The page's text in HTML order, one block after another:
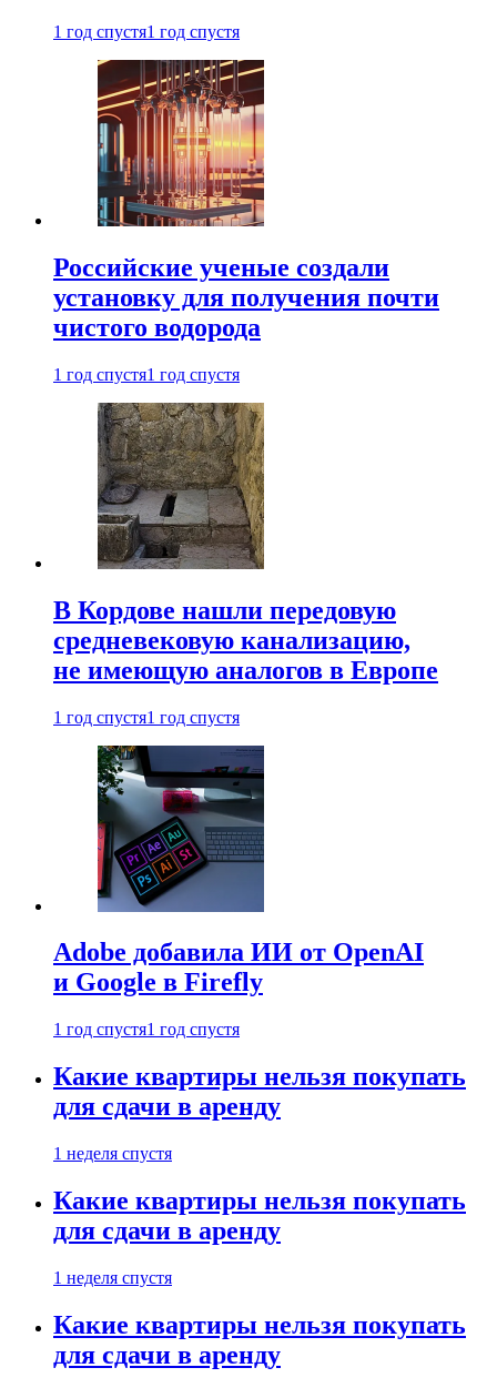
1 год спустя1 год спустя
Российские ученые создали
установку для получения почти
чистого водорода
1 год спустя1 год спустя
В Кордове нашли передовую
средневековую канализацию,
не имеющую аналогов в Европе
1 год спустя1 год спустя
Adobe добавила ИИ от OpenAI
и Google в Firefly
1 год спустя1 год спустя
Какие квартиры нельзя покупать
для сдачи в аренду
1 неделя спустя
Какие квартиры нельзя покупать
для сдачи в аренду
1 неделя спустя
Какие квартиры нельзя покупать
для сдачи в аренду